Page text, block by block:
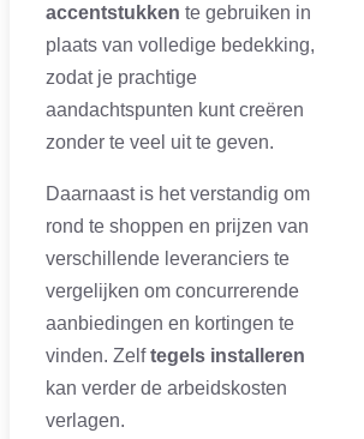
accentstukken te gebruiken in
plaats van volledige bedekking,
zodat je prachtige
aandachtspunten kunt creëren
zonder te veel uit te geven.
Daarnaast is het verstandig om
rond te shoppen en prijzen van
verschillende leveranciers te
vergelijken om concurrerende
aanbiedingen en kortingen te
vinden. Zelftegels installeren
kan verder de arbeidskosten
verlagen.